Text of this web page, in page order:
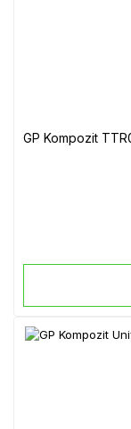
GP Kompozit